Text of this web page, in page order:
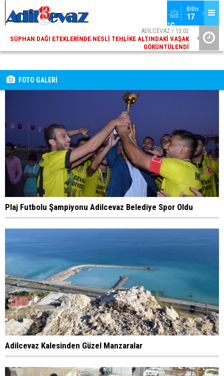
Bitlis
17
°C
ADİLCEVAZ / 13:02
SÜPHAN DAĞI ETEKLERINDE NESLI TEHLIKE ALTINDAKI VAŞAK
GÖRÜNTÜLENDI
ADİLCEVAZ / 09:10
İÇIŞLERI BAKANI OLDU
FOTO GALERİ
Plaj Futbolu Şampiyonu Adilcevaz Belediye Spor Oldu
Adilcevaz Kalesinden Güzel Manzaralar